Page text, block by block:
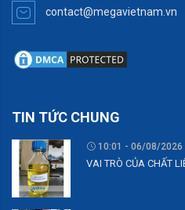
contact@megavietnam.vn
TIN TỨC CHUNG
10:01 - 06/08/2026
VAI TRÒ CỦA CHẤT